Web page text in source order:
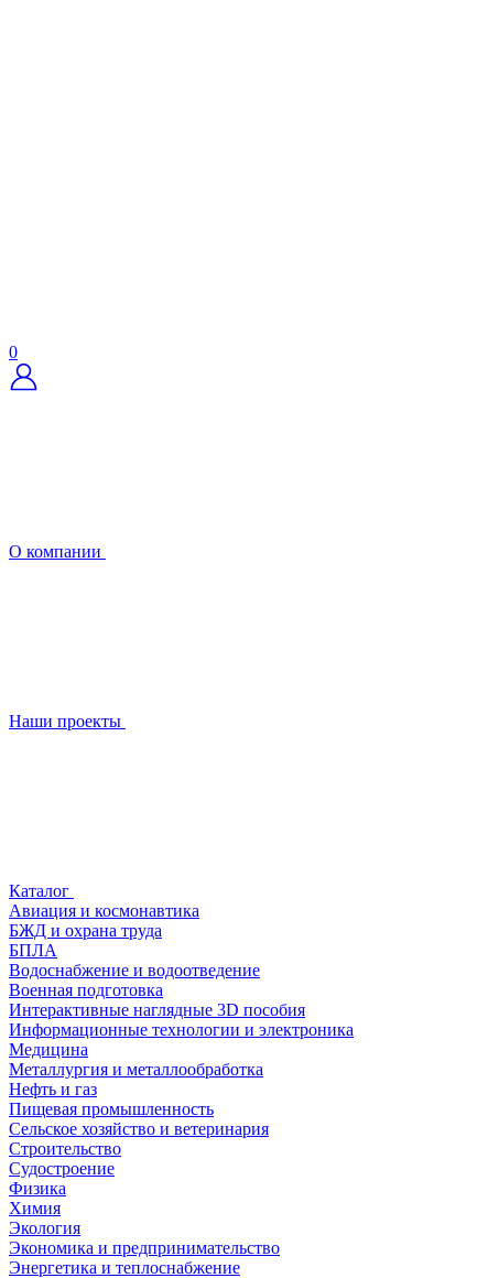
0
О компании
Наши проекты
Каталог
Авиация и космонавтика
БЖД и охрана труда
БПЛА
Водоснабжение и водоотведение
Военная подготовка
Интерактивные наглядные 3D пособия
Информационные технологии и электроника
Медицина
Металлургия и металлообработка
Нефть и газ
Пищевая промышленность
Сельское хозяйство и ветеринария
Строительство
Судостроение
Физика
Химия
Экология
Экономика и предпринимательство
Энергетика и теплоснабжение